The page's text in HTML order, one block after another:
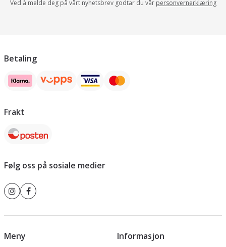
Ved å melde deg på vårt nyhetsbrev godtar du vår personvernerklæring
Betaling
Frakt
Følg oss på sosiale medier
Meny Informasjon